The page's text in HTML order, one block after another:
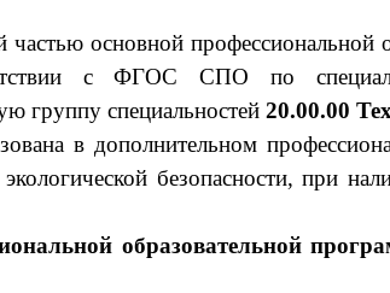
основной
с ФГОС СПО по
группу специальностей 20.00.00
в дополнительном
безопасности, при
образовательной